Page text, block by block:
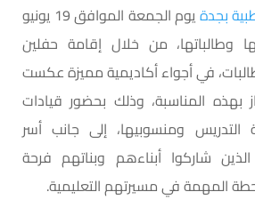
بجدة
يوم الجمعة الموافق 19 يونيو
وطالباتها، من خلال إقامة حفلين
في أجواء أكاديمية مميزة عكست
بهذه المناسبة، وذلك بحضور قيادات
التدريس ومنسوبيها، إلى جانب أسر
الذين شاركوا أبناءهم وبناتهم فرحة
المهمة في مسيرتهم التعليمية.